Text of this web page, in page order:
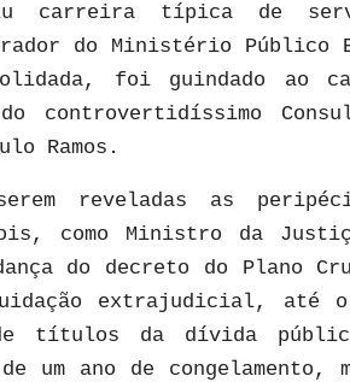
carreira típica de
do Ministério Público
foi guindado ao
controvertidíssimo
Ramos.
reveladas as
como Ministro da
do decreto do Plano
extrajudicial, até
títulos da dívida
um ano de congelamento,